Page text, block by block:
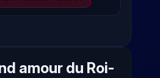
amour du Roi-